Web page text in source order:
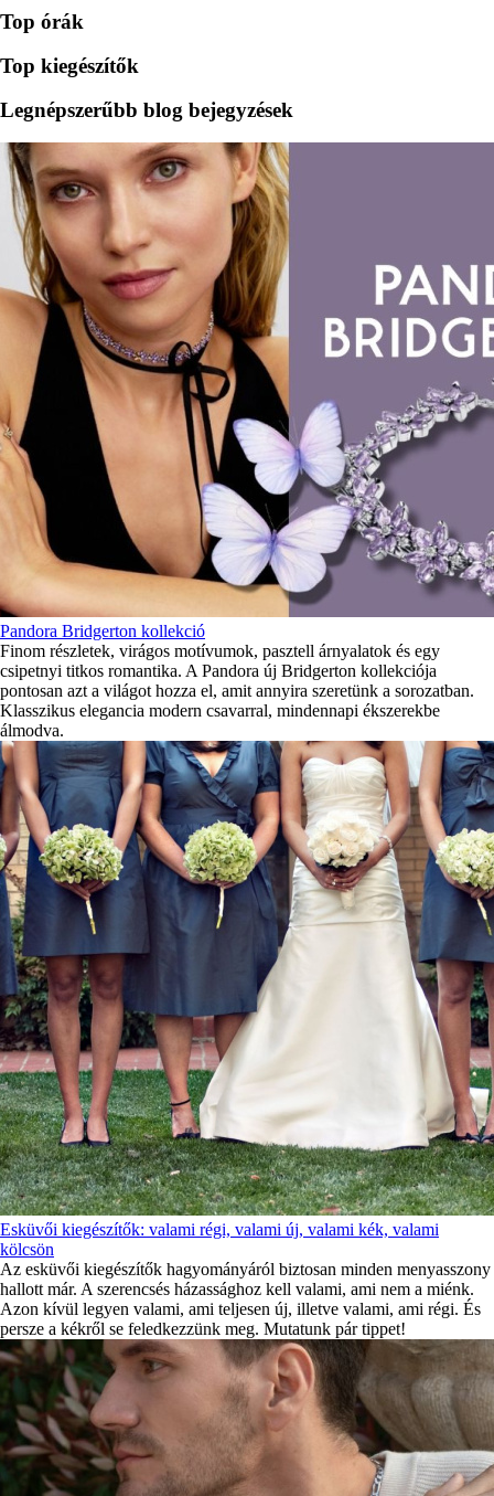
Top órák
Top kiegészítők
Legnépszerűbb blog bejegyzések
Pandora Bridgerton kollekció
Finom részletek, virágos motívumok, pasztell árnyalatok és egy
csipetnyi titkos romantika. A Pandora új Bridgerton kollekciója
pontosan azt a világot hozza el, amit annyira szeretünk a sorozatban.
Klasszikus elegancia modern csavarral, mindennapi ékszerekbe
álmodva.
Esküvői kiegészítők: valami régi, valami új, valami kék, valami
kölcsön
Az esküvői kiegészítők hagyományáról biztosan minden menyasszony
hallott már. A szerencsés házassághoz kell valami, ami nem a miénk.
Azon kívül legyen valami, ami teljesen új, illetve valami, ami régi. És
persze a kékről se feledkezzünk meg. Mutatunk pár tippet!